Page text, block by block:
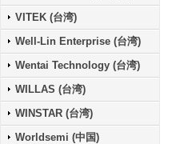
VITEK (台湾)
Well-Lin Enterprise (台湾)
Wentai Technology (台湾)
WILLAS (台湾)
WINSTAR (台湾)
Worldsemi (中国)